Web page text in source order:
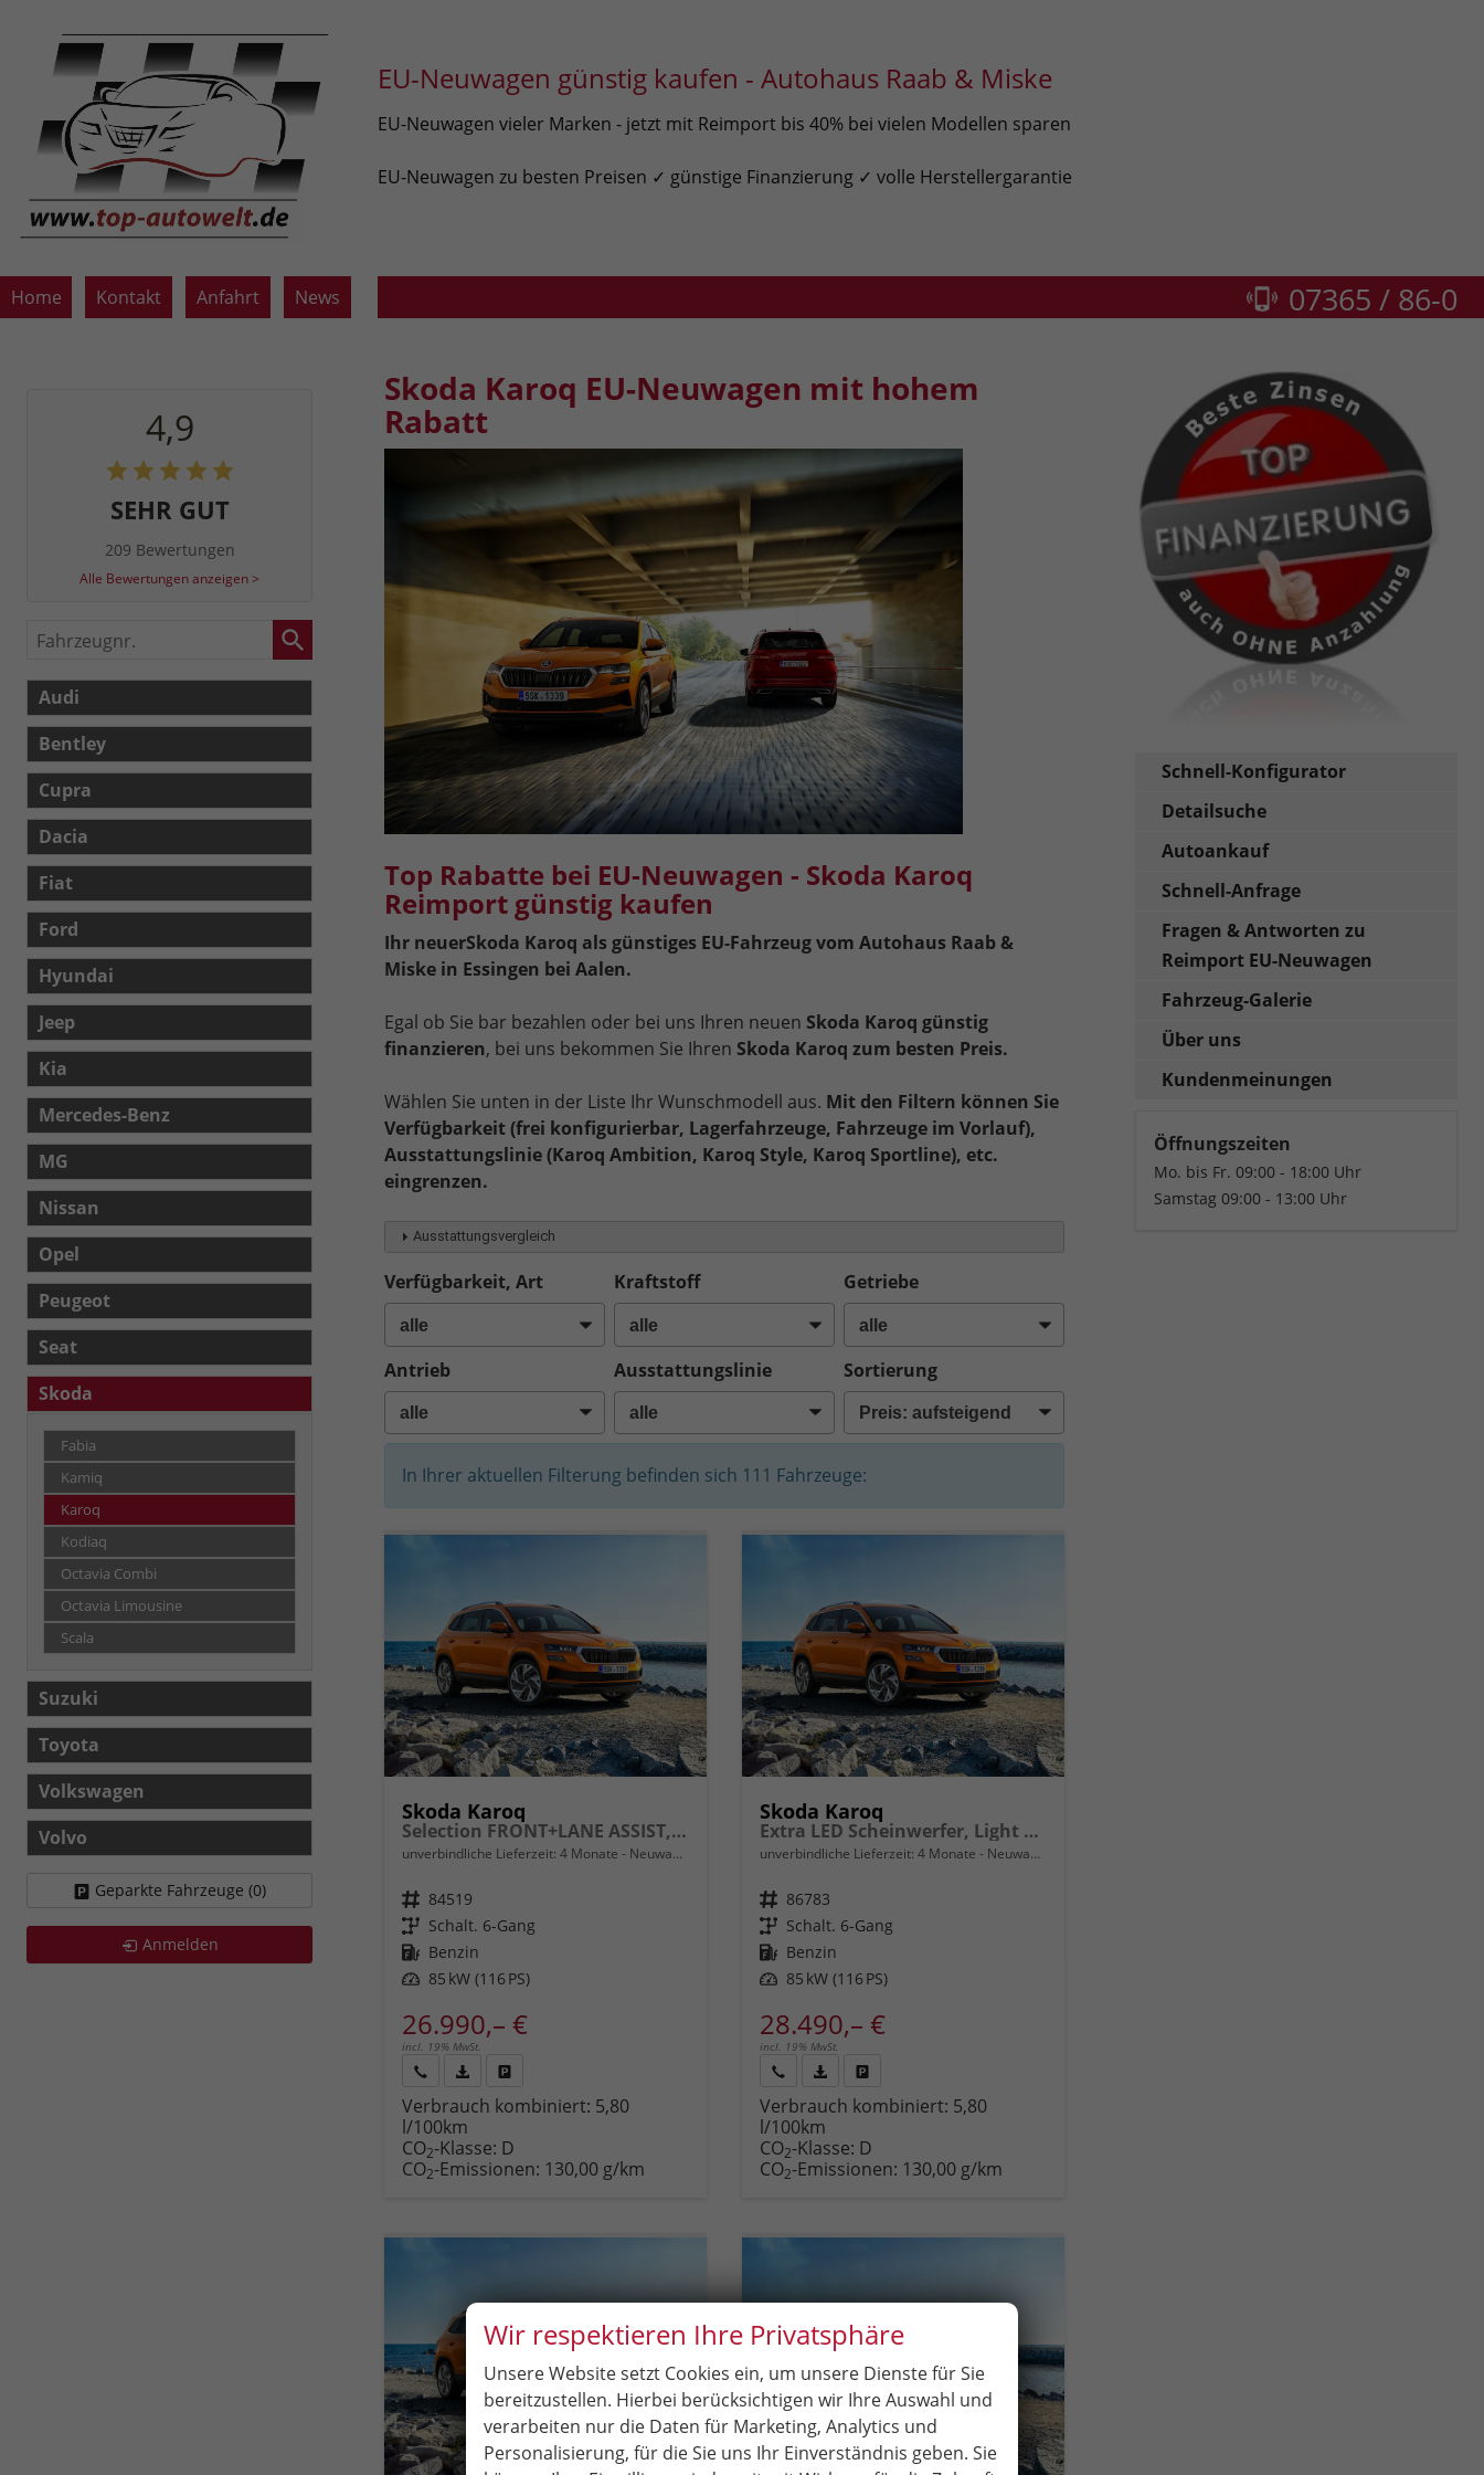
EU-Neuwagen günstig kaufen - Autohaus Raab & Miske
EU-Neuwagen vieler Marken - jetzt mit Reimport bis 40% bei vielen Modellen sparen
EU-Neuwagen zu besten Preisen ✓ günstige Finanzierung ✓ volle Herstellergarantie
Home Kontakt Anfahrt News 07365 / 86-0
Skoda Karoq EU-Neuwagen mit hohem
Rabatt
Top Rabatte bei EU-Neuwagen - Skoda Karoq
Reimport günstig kaufen
Ihr neuerSkoda Karoq als günstiges EU-Fahrzeugvom Autohaus Raab &
Miske in Essingen bei Aalen.
Egal ob Sie bar bezahlen oder bei uns Ihren neuen Skoda Karoq günstig
finanzieren, bei uns bekommen Sie Ihren Skoda Karoq zum besten Preis.
Wählen Sie unten in der Liste Ihr Wunschmodell aus. Mit den Filtern können Sie
Verfügbarkeit (frei konfigurierbar, Lagerfahrzeuge, Fahrzeuge im Vorlauf),
Ausstattungslinie (Karoq Ambition, Karoq Style, Karoq Sportline), etc.
eingrenzen.
Ausstattungsvergleich
Verfügbarkeit, Art Kraftstoff Getriebe
Antrieb Ausstattungslinie Sortierung
In Ihrer aktuellen Filterung befinden sich 111 Fahrzeuge:
Skoda Karoq
Selection FRONT+LANE ASSIST, Light&Rain 8" Entertainment, virtuelles Cockpit, Climatronic, Parksensoren, Sitzhzg., 16" ALU uvm.
unverbindliche Lieferzeit: 4 Monate Neuwagen
Fahrzeugnr. 84519
Getriebe Schalt. 6-Gang
Kraftstoff Benzin
Leistung 85 kW (116 PS)
26.990,– €
incl. 19% MwSt.
anfordernDatei,
Fahrzeugexposé
drucken
drucken,
oder
vergleichen
Verbrauch kombiniert: 5,80
l/100km
CO2-Klasse: D
CO2-Emissionen: 130,00 g/km
Skoda Karoq
Extra LED Scheinwerfer, Light +Rain Assist, Front + Lane 8" Entertainment, ESP mit ABS, MSR, ASR, EDS, HBA, DSR, RBS, MKB,Climatronic, Parksensoren, Sitzhzg., 17" ALU uvm.
unverbindliche Lieferzeit: 4 Monate Neuwagen
Fahrzeugnr. 86783
Getriebe Schalt. 6-Gang
Kraftstoff Benzin
Leistung 85 kW (116 PS)
28.490,– €
incl. 19% MwSt.
anfordernDatei,
Fahrzeugexposé
drucken
drucken,
oder
vergleichen
Verbrauch kombiniert: 5,80
l/100km
CO2-Klasse: D
CO2-Emissionen: 130,00 g/km
4,9
SEHR GUT
209 Bewertungen
Alle Bewertungen anzeigen >
Fahrzeugnr.
Audi
Bentley
Cupra
Dacia
Fiat
Ford
Hyundai
Jeep
Kia
Mercedes-Benz
MG
Nissan
Opel
Peugeot
Seat
Skoda
Fabia
Kamiq
Karoq
Kodiaq
Octavia Combi
Octavia Limousine
Scala
Suzuki
Toyota
Volkswagen
Volvo
Geparkte Fahrzeuge (0)
Anmelden
Schnell-Konfigurator
Detailsuche
Autoankauf
Schnell-Anfrage
Fragen & Antworten zu
Reimport EU-Neuwagen
Fahrzeug-Galerie
Über uns
Kundenmeinungen
Öffnungszeiten
Mo. bis Fr. 09:00 - 18:00 Uhr
Samstag 09:00 - 13:00 Uhr
Wir respektieren Ihre Privatsphäre
Unsere Website setzt Cookies ein, um unsere Dienste für Sie
bereitzustellen. Hierbei berücksichtigen wir Ihre Auswahl und
verarbeiten nur die Daten für Marketing, Analytics und
Personalisierung, für die Sie uns Ihr Einverständnis geben. Sie